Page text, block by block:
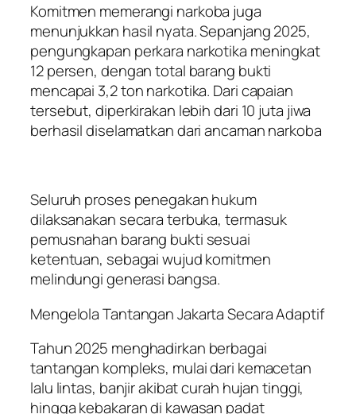
Komitmen memerangi narkoba juga
menunjukkan hasil nyata. Sepanjang 2025,
pengungkapan perkara narkotika meningkat
12 persen, dengan total barang bukti
mencapai 3,2 ton narkotika. Dari capaian
tersebut, diperkirakan lebih dari 10 juta jiwa
berhasil diselamatkan dari ancaman narkoba
Seluruh proses penegakan hukum
dilaksanakan secara terbuka, termasuk
pemusnahan barang bukti sesuai
ketentuan, sebagai wujud komitmen
melindungi generasi bangsa.
Mengelola Tantangan Jakarta Secara Adaptif
Tahun 2025 menghadirkan berbagai
tantangan kompleks, mulai dari kemacetan
lalu lintas, banjir akibat curah hujan tinggi,
hingga kebakaran di kawasan padat